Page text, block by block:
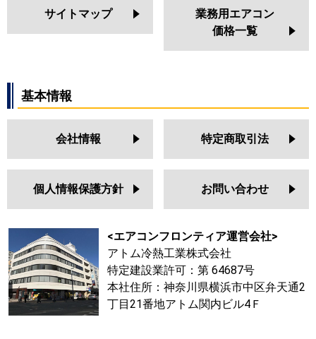
サイトマップ
業務用エアコン
価格一覧
基本情報
会社情報 特定商取引法
個人情報保護方針 お問い合わせ
<エアコンフロンティア運営会社>
アトム冷熱工業株式会社
特定建設業許可：第 64687号
本社住所：神奈川県横浜市中区弁天通2
丁目21番地アトム関内ビル4Ｆ